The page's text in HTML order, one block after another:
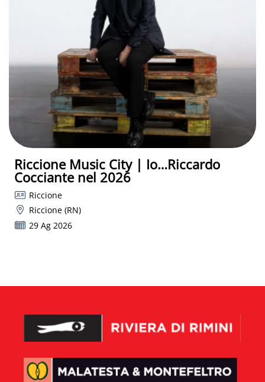
Riccione Music City | Io…Riccardo
Cocciante nel 2026
Riccione
Riccione (RN)
29 Ag 2026